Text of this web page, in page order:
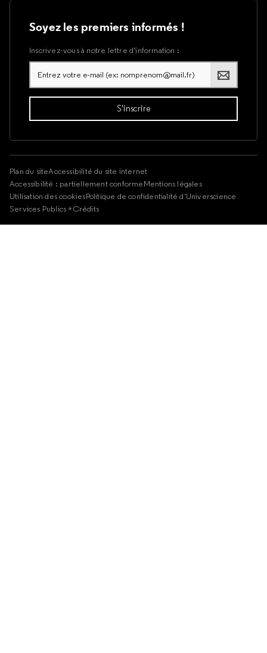
Soyez les premiers informés !
Inscrivez-vous à notre lettre d’information :
Plan du siteAccessibilité du site internet
Accessibilité : partiellement conformeMentions légales
Utilisation des cookiesPolitique de confidentialité d'Universcience
Services Publics +Crédits